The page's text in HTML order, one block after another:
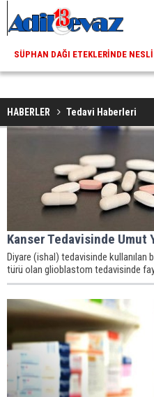
SÜPHAN DAĞI ETEKLERINDE
HABERLER Tedavi Haberleri
Kanser Tedavisinde Umut
Diyare (ishal) tedavisinde kullanılan
türü olan glioblastom tedavisinde